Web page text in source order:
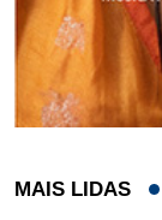
MAIS LIDAS